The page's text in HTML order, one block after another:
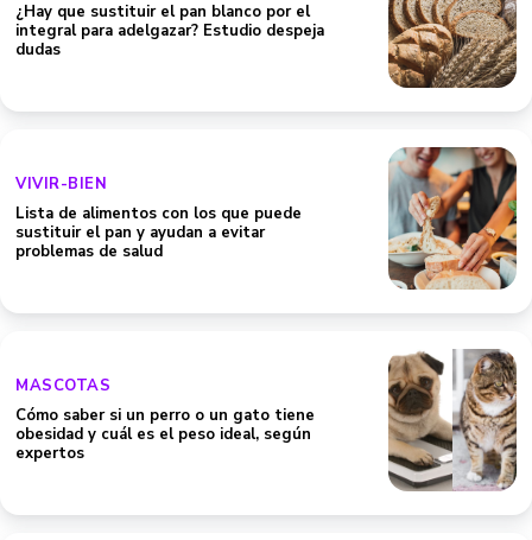
¿Hay que sustituir el pan blanco por el
integral para adelgazar? Estudio despeja
dudas
VIVIR-BIEN
Lista de alimentos con los que puede
sustituir el pan y ayudan a evitar
problemas de salud
MASCOTAS
Cómo saber si un perro o un gato tiene
obesidad y cuál es el peso ideal, según
expertos